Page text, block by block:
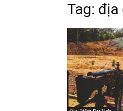
Tag: địa